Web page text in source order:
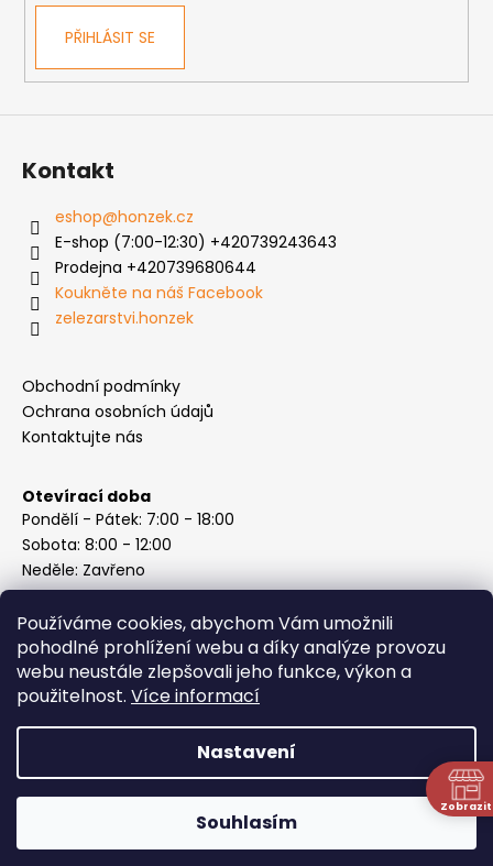
Používáme cookies, abychom Vám umožnili
pohodlné prohlížení webu a díky analýze provozu
webu neustále zlepšovali jeho funkce, výkon a
použitelnost. Více informací
Nastavení
Souhlasím
PŘIHLÁSIT SE
Kontakt
eshop@honzek.cz
E-shop (7:00-12:30) +420739243643
Prodejna +420739680644
Koukněte na náš Facebook
zelezarstvi.honzek
Obchodní podmínky
Ochrana osobních údajů
Kontaktujte nás
Otevírací doba
Pondělí - Pátek: 7:00 - 18:00
Sobota: 8:00 - 12:00
Neděle: Zavřeno
Instagram
Copyright 2026ABC Železářství Honzek. Všechna práva
vyhrazena.
Zobrazit